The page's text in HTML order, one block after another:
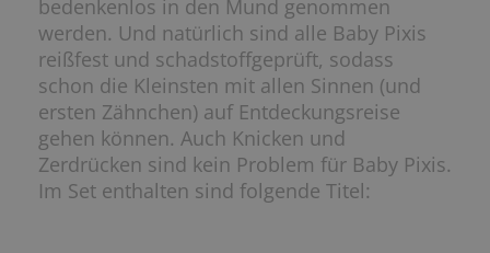
bedenkenlos in den Mund genommen
werden. Und natürlich sind alle Baby Pixis
reißfest und schadstoffgeprüft, sodass
schon die Kleinsten mit allen Sinnen (und
ersten Zähnchen) auf Entdeckungsreise
gehen können. Auch Knicken und
Zerdrücken sind kein Problem für Baby Pixis.
Im Set enthalten sind folgende Titel: